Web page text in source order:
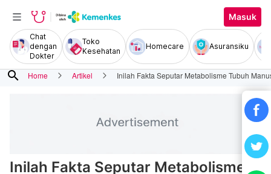
Masuk
Chat
dengan
Dokter
Toko
Kesehatan
Homecare Asuransiku
search Home Artikel Inilah Fakta Seputar Metabolisme Tubuh
Inilah Fakta Seputar Metabolisme